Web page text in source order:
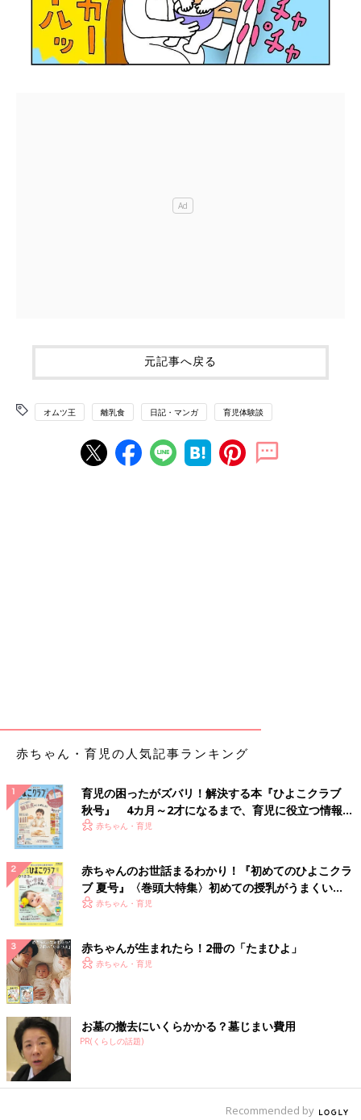
元記事へ戻る
オムツ王 離乳食 日記・マンガ 育児体験談
赤ちゃん・育児の人気記事ランキング
育児の困ったがズバリ！解決する本『ひよこクラブ
秋号』 4カ月～2才になるまで、育児に役立つ情報が
いっぱい！
赤ちゃん・育児
赤ちゃんのお世話まるわかり！『初めてのひよこクラ
ブ 夏号』〈巻頭大特集〉初めての授乳がうまくい
く！ おっぱい・ミルクの基本と夏のトラブル 解決テ
赤ちゃん・育児
赤ちゃんが生まれたら！2冊の「たまひよ」
赤ちゃん・育児
お墓の撤去にいくらかかる？墓じまい費用
PR(くらしの話題)
Recommended by